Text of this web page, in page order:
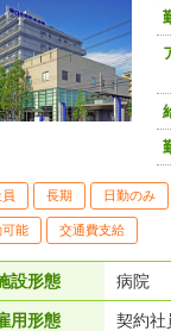
長期 日勤のみ
可能 交通費支給
設形態 病院
用形態 契約社